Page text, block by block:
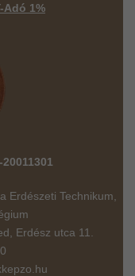
Adó 1%
Erdészeti Technikum,
Erdész utca 11.